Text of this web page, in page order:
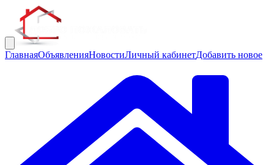
ГлавнаяОбъявленияНовостиЛичный кабинетДобавить новое